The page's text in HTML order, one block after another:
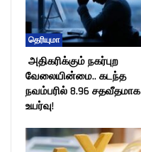
தெரியுமா
அதிகரிக்கும் நகர்புற
வேலையின்மை.. கடந்த
நவம்பரில் 8.96 சதவீதமாக
உயர்வு!